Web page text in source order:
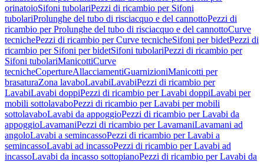
orinatoioSifoni tubolariPezzi di ricambio per Sifoni
tubolariProlunghe del tubo di risciacquo e del cannottoPezzi di
ricambio per Prolunghe del tubo di risciacquo e del cannottoCurve
tecnichePezzi di ricambio per Curve tecnicheSifoni per bidetPezzi di
ricambio per Sifoni per bidetSifoni tubolariPezzi di ricambio per
Sifoni tubolariManicottiCurve
tecnicheCopertureAllacciamentiGuarnizioniManicotti per
brasaturaZona lavaboLavabiLavabiPezzi di ricambio per
LavabiLavabi doppiPezzi di ricambio per Lavabi doppiLavabi per
mobili sottolavaboPezzi di ricambio per Lavabi per mobili
sottolavaboLavabi da appoggioPezzi di ricambio per Lavabi da
appoggioLavamaniPezzi di ricambio per LavamaniLavamani ad
angoloLavabi a semincassoPezzi di ricambio per Lavabi a
semincassoLavabi ad incassoPezzi di ricambio per Lavabi ad
incassoLavabi da incasso sottopianoPezzi di ricambio per Lavabi da